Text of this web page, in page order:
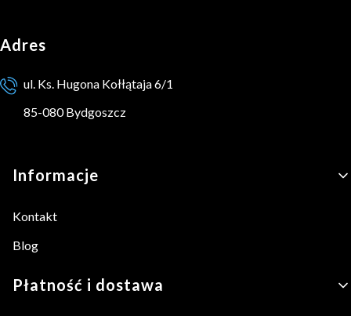
Adres
ul. Ks. Hugona Kołłątaja 6/1
85-080 Bydgoszcz
Linki w stopce
Informacje
Kontakt
Blog
Płatność i dostawa